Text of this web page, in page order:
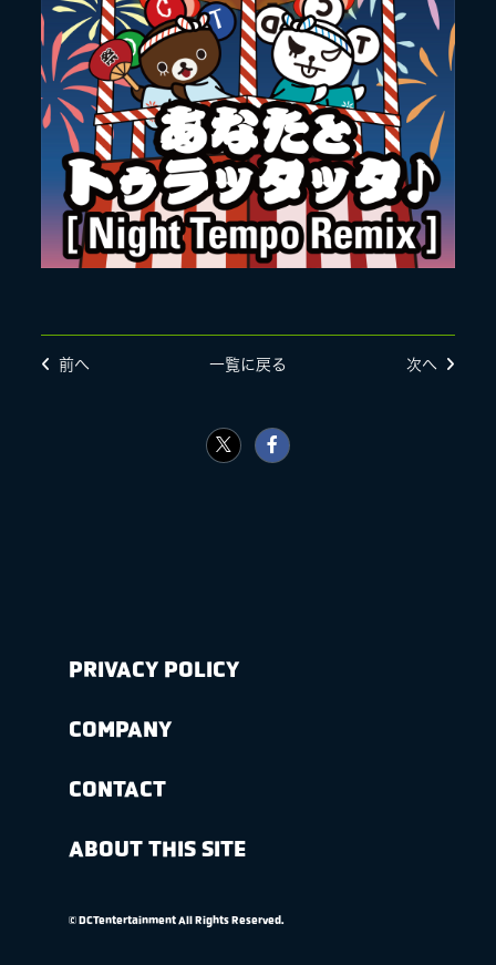
前へ 一覧に戻る 次へ
PRIVACY POLICY
COMPANY
CONTACT
ABOUT THIS SITE
© DCTentertainment All Rights Reserved.